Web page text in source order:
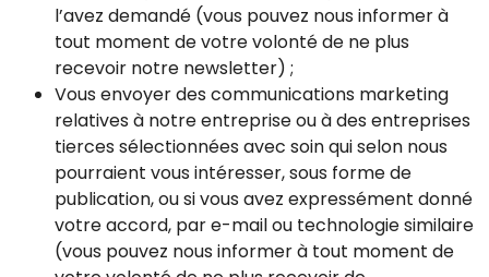
l’avez demandé (vous pouvez nous informer à
tout moment de votre volonté de ne plus
recevoir notre newsletter) ;
Vous envoyer des communications marketing
relatives à notre entreprise ou à des entreprises
tierces sélectionnées avec soin qui selon nous
pourraient vous intéresser, sous forme de
publication, ou si vous avez expressément donné
votre accord, par e-mail ou technologie similaire
(vous pouvez nous informer à tout moment de